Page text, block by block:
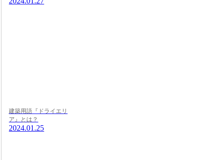
建築用語『ドライエリ
ア』とは？
2024.01.25